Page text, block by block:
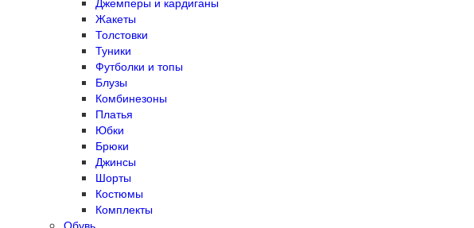
Жакеты
Толстовки
Туники
Футболки и топы
Блузы
Комбинезоны
Платья
Юбки
Брюки
Джинсы
Шорты
Костюмы
Комплекты
Обувь